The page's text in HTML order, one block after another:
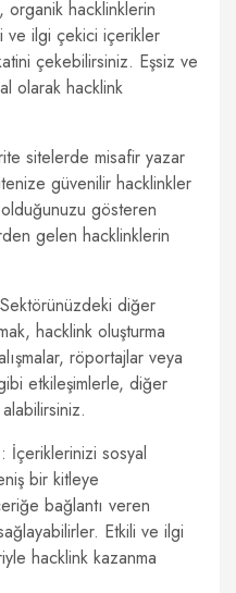
organik hacklinklerin
ve ilgi çekici içerikler
çekebilirsiniz. Eşsiz ve
olarak hacklink
sitelerde misafir yazar
güvenilir hacklinkler
gösteren
gelen hacklinklerin
diğer
hacklink oluşturma
röportajlar veya
etkileşimlerle, diğer
İçeriklerinizi sosyal
bir kitleye
bağlantı veren
Etkili ve ilgi
hacklink kazanma